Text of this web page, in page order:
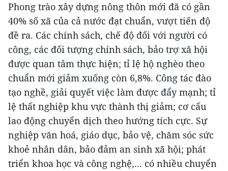
Phong trào xây dựng nông thôn mới đã có gần
40% số xã của cả nước đạt chuẩn, vượt tiến độ
đề ra. Các chính sách, chế độ đối với người có
công, các đối tượng chính sách, bảo trợ xã hội
được quan tâm thực hiện; tỉ lệ hộ nghèo theo
chuẩn mới giảm xuống còn 6,8%. Công tác đào
tạo nghề, giải quyết việc làm được đẩy mạnh; tỉ
lệ thất nghiệp khu vực thành thị giảm; cơ cấu
lao động chuyển dịch theo hướng tích cực. Sự
nghiệp văn hoá, giáo dục, bảo vệ, chăm sóc sức
khoẻ nhân dân, bảo đảm an sinh xã hội; phát
triển khoa học và công nghệ,... có nhiều chuyển